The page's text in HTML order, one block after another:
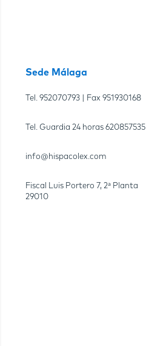
Sede Málaga
Tel. 952070793 | Fax 951930168
Tel. Guardia 24 horas 620857535
info@hispacolex.com
Fiscal Luis Portero 7, 2ª Planta
29010